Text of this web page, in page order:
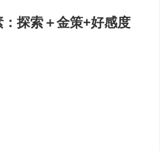
探索＋金策+好感度